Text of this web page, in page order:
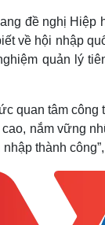
đề nghị Hiệp
về hội nhập
quản lý
quan tâm
nắm vững
nhập thành